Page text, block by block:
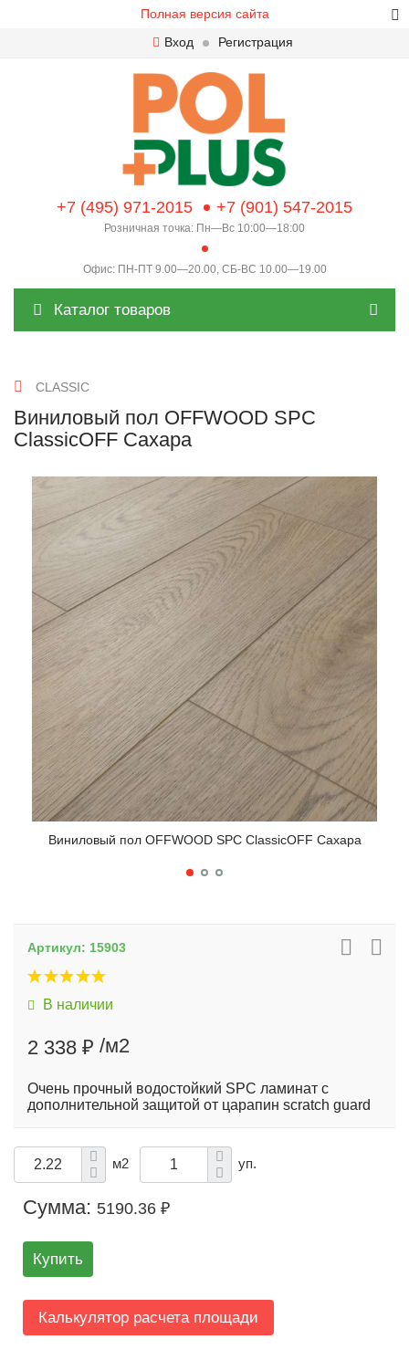
Полная версия сайта
Вход
Регистрация
+7 (495) 971-2015 +7 (901) 547-2015
Розничная точка: Пн—Вс 10:00—18:00
Офис: ПН-ПТ 9.00—20.00, СБ-ВС 10.00—19.00
Каталог товаров
CLASSIC
Виниловый пол OFFWOOD SPC
ClassicOFF Сахара
Виниловый пол OFFWOOD SPC ClassicOFF Сахара
Артикул: 15903
В наличии
2 338 ₽ /м2
Очень прочный водостойкий SPC ламинат с
дополнительной защитой от царапин scratch guard
м2 уп.
Сумма: 5190.36 ₽
Купить
Калькулятор расчета площади